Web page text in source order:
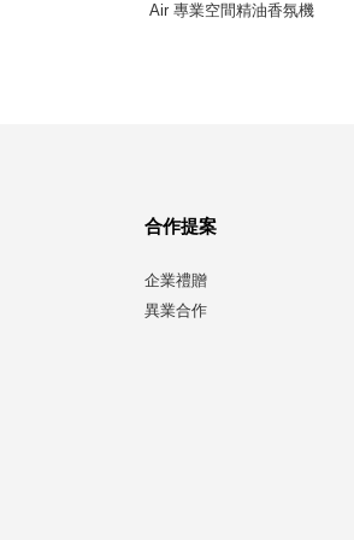
Air 專業空間精油香氛機
合作提案
企業禮贈
異業合作